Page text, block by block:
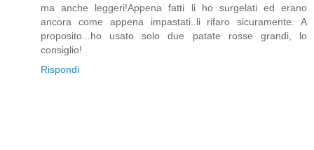
ma anche leggeri!Appena fatti li ho surgelati ed erano
ancora come appena impastati..li rifaro sicuramente. A
proposito...ho usato solo due patate rosse grandi, lo
consiglio!
Rispondi